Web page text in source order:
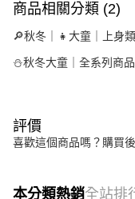
商品相關分類 (2)
🔎秋冬｜👧大童｜上身類
⛄秋冬大童｜全系列商品
評價
喜歡這個商品嗎？購買
本分類熱銷全站排